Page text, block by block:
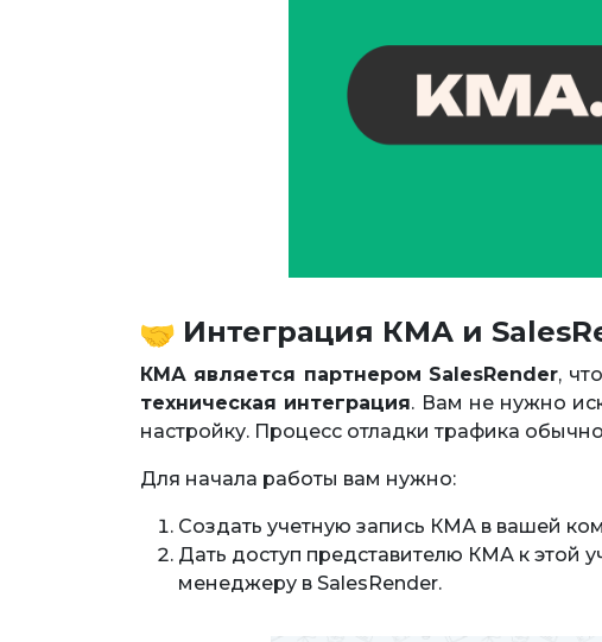
Интеграция КМА и
КМА является партнером SalesRender,
техническая интеграция. Вам не нужно
настройку. Процесс отладки трафика
Для начала работы вам нужно:
Создать учетную запись КМА в вашей
Дать доступ представителю КМА к этой
менеджеру в SalesRender.